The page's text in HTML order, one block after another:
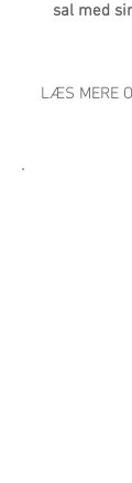
sal med
LÆS MERE